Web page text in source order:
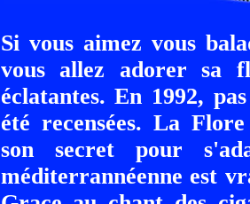
Si vous aimez vous
vous allez adorer sa
éclatantes. En 1992,
été recensées. La Flore
son secret pour
méditerrannéenne est